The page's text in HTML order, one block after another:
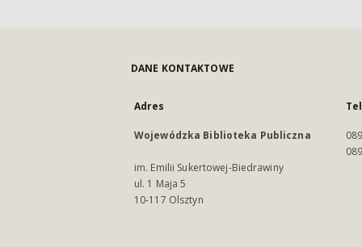
DANE KONTAKTOWE
Adres
Wojewódzka Biblioteka Publiczna
im. Emilii Sukertowej-Biedrawiny
ul. 1 Maja 5
10-117 Olsztyn